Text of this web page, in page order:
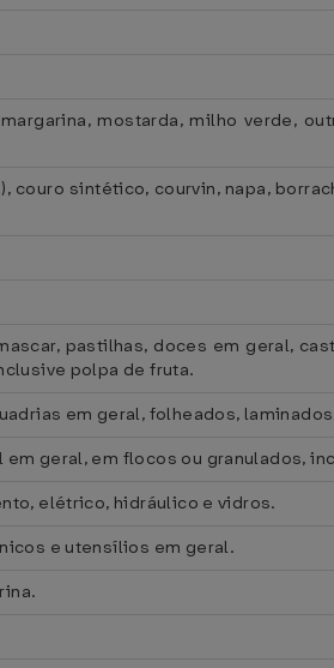
mostarda, milho verde,
sintético, courvin, napa,
pastilhas, doces em geral,
polpa de fruta.
em geral, folheados,
geral, em flocos ou granulados,
elétrico, hidráulico e vidros.
e utensílios em geral.